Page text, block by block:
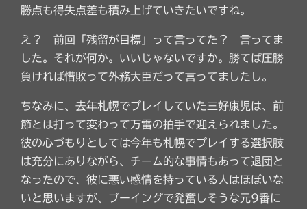
勝点も得失点差も積み上げていきたいですね。
え？ 前回「残留が目標」って言ってた？ 言ってま
した。それが何か。いいじゃないですか。勝てば圧勝
負ければ惜敗って外務大臣だって言ってましたし。
ちなみに、去年札幌でプレイしていた三好康児は、前
節とは打って変わって万雷の拍手で迎えられました。
彼の心づもりとしては今年も札幌でプレイする選択肢
は充分にありながら、チーム的な事情もあって退団と
なったので、彼に悪い感情を持っている人はほぼいな
いと思いますが、ブーイングで発奮しそうな元9番に